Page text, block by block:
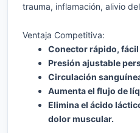
trauma, inflamación, alivio
Ventaja Competitiva:
Conector rápido, fácil
Presión ajustable
Circulación
Aumenta el flujo de
Elimina el ácido
dolor muscular.